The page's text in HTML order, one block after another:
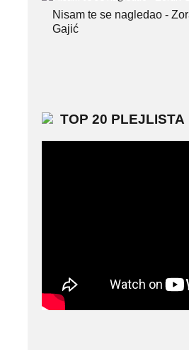
Nisam te se nagledao -
Gajić
TOP 20 PLEJLISTA